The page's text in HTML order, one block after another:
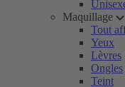
Maquillage
Tout
Yeux
Lèvres
Ongles
Teint